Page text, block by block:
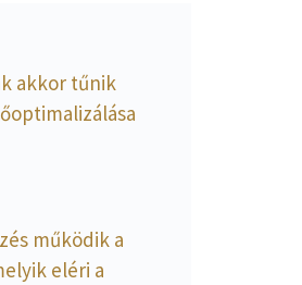
akkor tűnik
működik a
eléri a